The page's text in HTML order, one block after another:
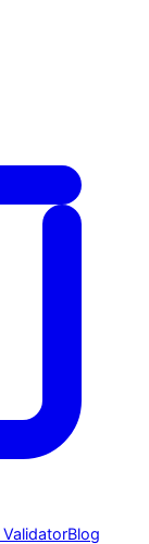
Blog